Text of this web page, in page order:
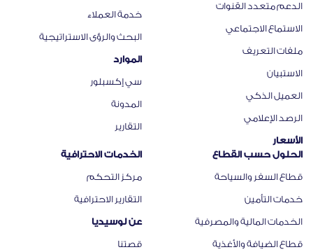
الدعم متعدد القنوات
الاستماع الاجتماعي
ملفات التعريف
الاستبيان
العميل الذكي
الرصد الإعلامي
الأسعار
خدمة العملاء
البحث والرؤى الاستراتيجية
الموارد
سي إكسبلور
المدونة
التقارير
الحلول حسب القطاع
قطاع السفر والسياحة
خدمات التأمين
الخدمات المالية والمصرفية
قطاع الضيافة والأغذية
الخدمات الاحترافية
مركز التحكم
التقارير الاحترافية
عن لوسيديا
قصتنا